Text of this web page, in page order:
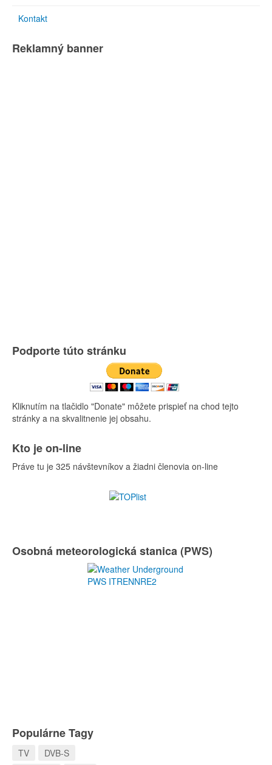
Kontakt
Reklamný banner
Podporte túto stránku
Kliknutím na tlačidlo "Donate" môžete prispieť na chod tejto
stránky a na skvalitnenie jej obsahu.
Kto je on-line
Práve tu je 325 návštevníkov a žiadni členovia on-line
Osobná meteorologická stanica (PWS)
Populárne Tagy
TV DVB-S